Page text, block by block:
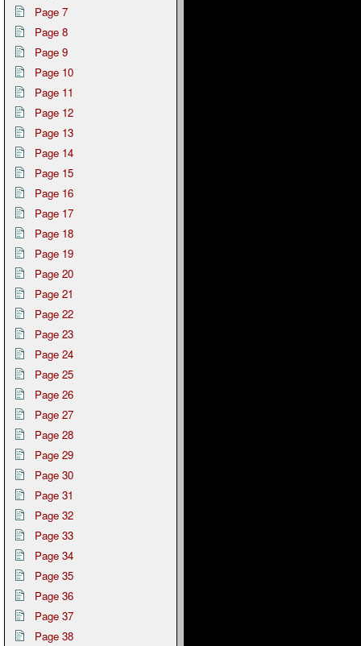
Page 7
Page 8
Page 9
Page 10
Page 11
Page 12
Page 13
Page 14
Page 15
Page 16
Page 17
Page 18
Page 19
Page 20
Page 21
Page 22
Page 23
Page 24
Page 25
Page 26
Page 27
Page 28
Page 29
Page 30
Page 31
Page 32
Page 33
Page 34
Page 35
Page 36
Page 37
Page 38